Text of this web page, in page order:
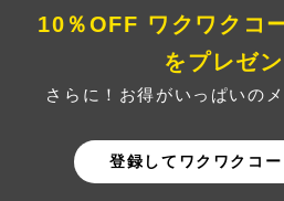
10％OFF ワクワクコ
をプレゼン
さらに！お得がいっぱいの
登録してワクワクコ